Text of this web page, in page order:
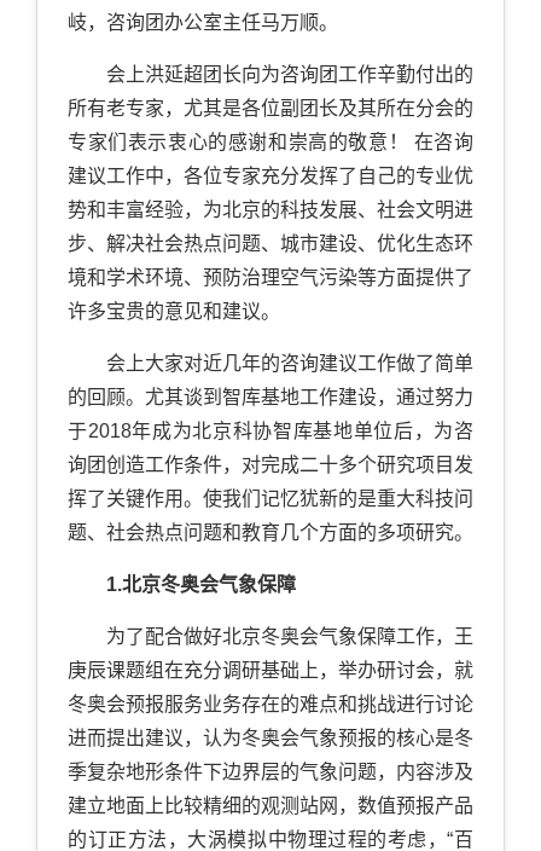
岐，咨询团办公室主任马万顺。
会上洪延超团长向为咨询团工作辛勤付出的
所有老专家，尤其是各位副团长及其所在分会的
专家们表示衷心的感谢和崇高的敬意！ 在咨询
建议工作中，各位专家充分发挥了自己的专业优
势和丰富经验，为北京的科技发展、社会文明进
步、解决社会热点问题、城市建设、优化生态环
境和学术环境、预防治理空气污染等方面提供了
许多宝贵的意见和建议。
会上大家对近几年的咨询建议工作做了简单
的回顾。尤其谈到智库基地工作建设，通过努力
于2018年成为北京科协智库基地单位后，为咨
询团创造工作条件，对完成二十多个研究项目发
挥了关键作用。使我们记忆犹新的是重大科技问
题、社会热点问题和教育几个方面的多项研究。
1.北京冬奥会气象保障
为了配合做好北京冬奥会气象保障工作，王
庚辰课题组在充分调研基础上，举办研讨会，就
冬奥会预报服务业务存在的难点和挑战进行讨论
进而提出建议，认为冬奥会气象预报的核心是冬
季复杂地形条件下边界层的气象问题，内容涉及
建立地面上比较精细的观测站网，数值预报产品
的订正方法，大涡模拟中物理过程的考虑，“百